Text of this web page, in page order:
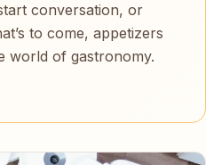
conversation, or
to come, appetizers
world of gastronomy.